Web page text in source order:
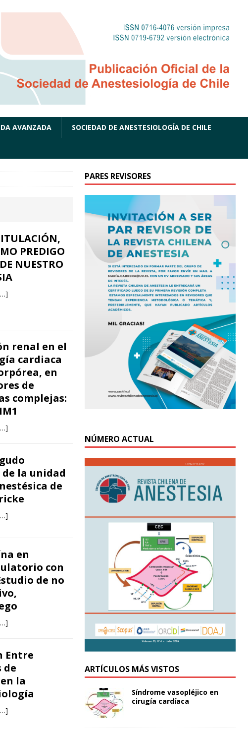
AVANZADA SOCIEDAD DE ANESTESIOLOGÍA DE CHILE
PREDIGO
NUESTRO
renal en el
cardiaca
en
de
complejas:
la unidad
de
en
con
de no
Entre
de
la
PARES REVISORES
NÚMERO ACTUAL
ARTÍCULOS MÁS VISTOS
Síndrome vasopléjico en
cirugía cardíaca